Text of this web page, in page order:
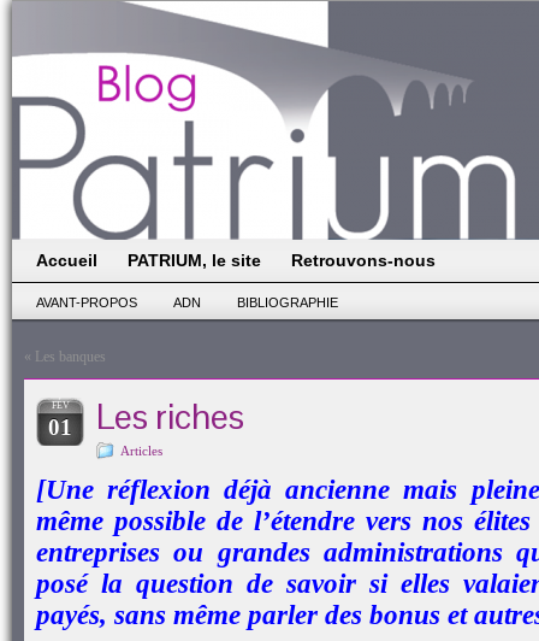
Accueil PATRIUM, le site Retrouvons-nous
AVANT-PROPOS ADN BIBLIOGRAPHIE
« Les banques
FÉV
01 Les riches
Articles
[Une réflexion déjà ancienne mais
même possible de l’étendre vers nos
entreprises ou grandes administrations
posé la question de savoir si elles
payés, sans même parler des bonus et